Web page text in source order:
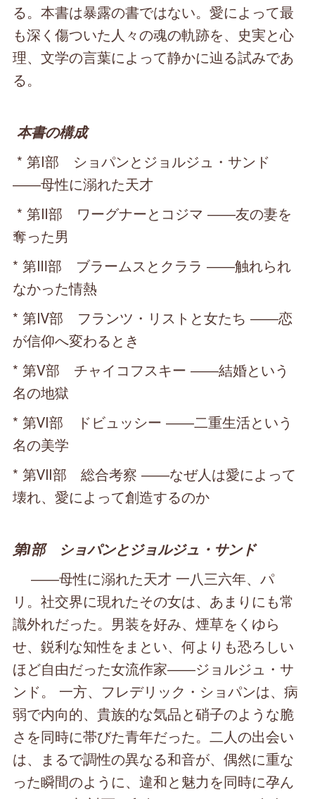
る。本書は暴露の書ではない。愛によって最
も深く傷ついた人々の魂の軌跡を、史実と心
理、文学の言葉によって静かに辿る試みであ
る。
本書の構成
* 第Ⅰ部 ショパンとジョルジュ・サンド
――母性に溺れた天才
* 第Ⅱ部 ワーグナーとコジマ ――友の妻を
奪った男
* 第Ⅲ部 ブラームスとクララ ――触れられ
なかった情熱
* 第Ⅳ部 フランツ・リストと女たち ――恋
が信仰へ変わるとき
* 第Ⅴ部 チャイコフスキー ――結婚という
名の地獄
* 第Ⅵ部 ドビュッシー ――二重生活という
名の美学
* 第Ⅶ部 総合考察 ――なぜ人は愛によって
壊れ、愛によって創造するのか
第Ⅰ部 ショパンとジョルジュ・サンド
――母性に溺れた天才 一八三六年、パ
リ。社交界に現れたその女は、あまりにも常
識外れだった。男装を好み、煙草をくゆら
せ、鋭利な知性をまとい、何よりも恐ろしい
ほど自由だった女流作家――ジョルジュ・サ
ンド。 一方、フレデリック・ショパンは、病
弱で内向的、貴族的な気品と硝子のような脆
さを同時に帯びた青年だった。二人の出会い
は、まるで調性の異なる和音が、偶然に重な
った瞬間のように、違和と魅力を同時に孕ん